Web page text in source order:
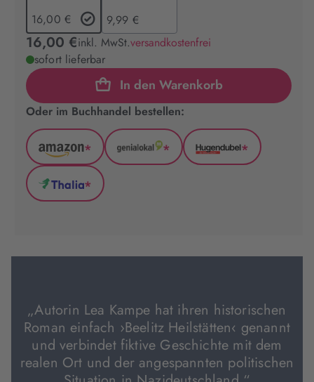
16,00 €
9,99 €
16,00 €inkl. MwSt.versandkostenfrei
sofort lieferbar
In den Warenkorb
Oder im Buchhandel bestellen:
Amazon
(wird
in
neuem
*
GenialLokal
*
Hugendubel
*
Thalia
Tab
*
„Autorin Lea Kampe hat ihren historischen
Roman einfach ›Beelitz Heilstätten‹ genannt
und verbindet fiktive Geschichte mit dem
realen Ort und der angespannten politischen